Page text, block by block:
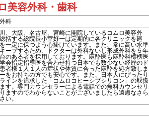
美容外科・歯科
科
、大阪、名古屋、宮崎に開院しているコムロ美容外
括する総院長小室好一は定期的に各クリニックを廻
一定に保つよう心掛けています。また、常に高い水準
ープするため、ドクターは外科ないし形成外科を５年
のある者を採用しております。麻酔医も麻酔科標榜医
会指定指導医を合わせ持つ日本でも数少ない経歴のド
者様１人１人の症状や体質に合った麻酔を処方致しま
をお持ちの方でも安心です。また、日本人にぴったり
インを追求した「コムロコヒーシブシリコン」の取扱
す。専門カウンセラーによる電話での無料カウンセリ
ますのでわからないことがございましたら遠慮なさら
い。